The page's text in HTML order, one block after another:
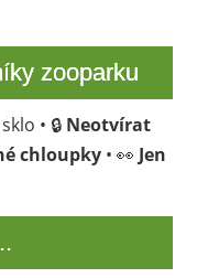
zooparku
• 🔒 Neotvírat
chloupky• 👀 Jen